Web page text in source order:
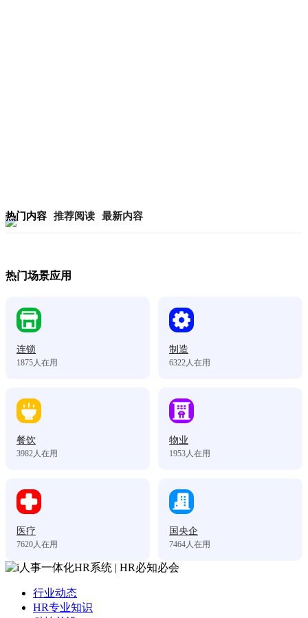
热门内容 推荐阅读 最新内容
热门场景应用
连锁
1875人在用
制造
6322人在用
餐饮
3982人在用
物业
1953人在用
医疗
7620人在用
国央企
7464人在用
行业动态
HR专业知识